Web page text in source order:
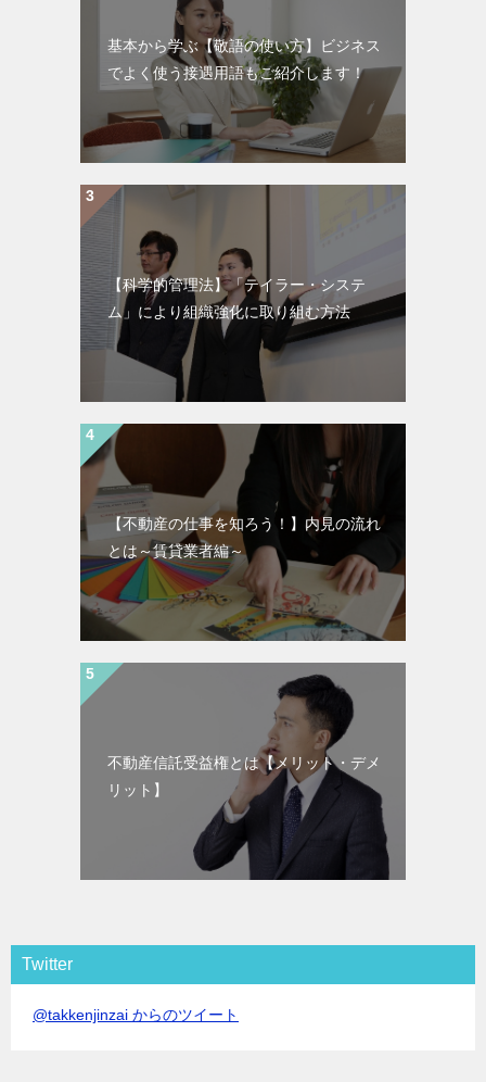
基本から学ぶ【敬語の使い方】ビジネス
でよく使う接遇用語もご紹介します！
【科学的管理法】「テイラー・システ
ム」により組織強化に取り組む方法
【不動産の仕事を知ろう！】内見の流れ
とは～賃貸業者編～
不動産信託受益権とは【メリット・デメ
リット】
Twitter
@takkenjinzai からのツイート